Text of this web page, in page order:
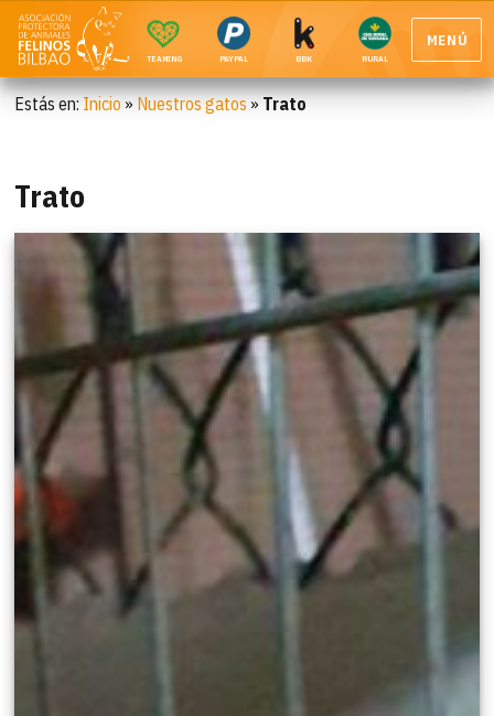
TEAMING PAYPAL BBK RURAL
MENÚ
Estás en: Inicio » Nuestros gatos » Trato
Trato